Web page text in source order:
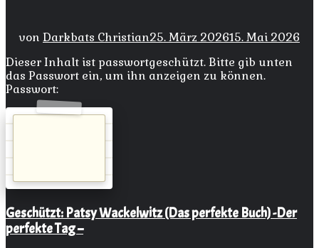
von Darkbats Christian25. März 202615. Mai 2026
Dieser Inhalt ist passwortgeschützt. Bitte gib unten
das Passwort ein, um ihn anzeigen zu können.
Passwort:
Geschützt: Patsy Wackelwitz (Das perfekte Buch) -Der
perfekte Tag –